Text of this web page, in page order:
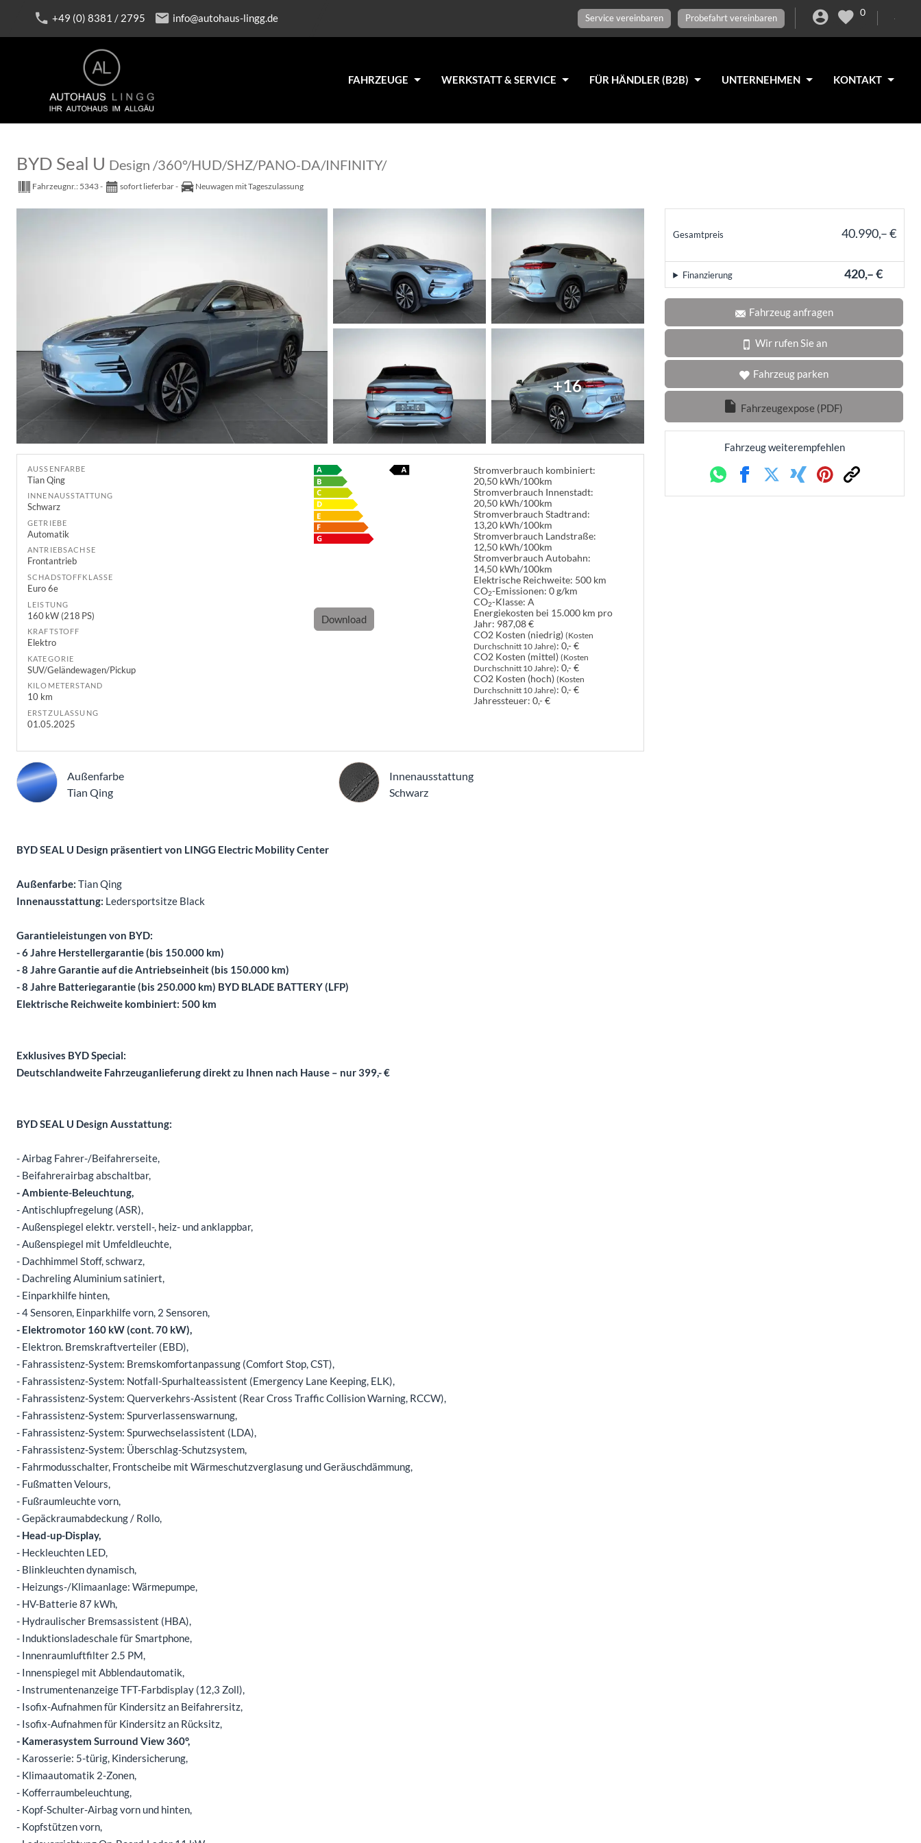
+49 (0) 8381 / 2795 info@autohaus-lingg.de Service vereinbaren Probefahrt vereinbaren
0
FAHRZEUGE WERKSTATT & SERVICE FÜR HÄNDLER (B2B) UNTERNEHMEN KONTAKT
BYD Seal U Design /360°/HUD/SHZ/PANO-DA/INFINITY/
Fahrzeugnr.: 5343 sofort lieferbar Neuwagen mit Tageszulassung
Gesamtpreis 40.990,– €
420,– €
Finanzierung
Fahrzeug anfragen
Wir rufen Sie an
Fahrzeug parken
Fahrzeugexpose (PDF)
Fahrzeug weiterempfehlen
WhatsappFacebookTwitterXing PinterestLink
+16
AUSSENFARBE
Tian Qing
INNENAUSSTATTUNG
Schwarz
GETRIEBE
Automatik
ANTRIEBSACHSE
Frontantrieb
SCHADSTOFFKLASSE
Euro 6e
LEISTUNG
160 kW (218 PS)
KRAFTSTOFF
Elektro
KATEGORIE
SUV/Geländewagen/Pickup
KILOMETERSTAND
10 km
ERSTZULASSUNG
01.05.2025
Stromverbrauch kombiniert:
20,50 kWh/100km
Stromverbrauch Innenstadt:
20,50 kWh/100km
Stromverbrauch Stadtrand:
13,20 kWh/100km
Stromverbrauch Landstraße:
12,50 kWh/100km
Stromverbrauch Autobahn:
14,50 kWh/100km
Elektrische Reichweite: 500 km
CO2-Emissionen: 0 g/km
CO2-Klasse: A
Download
Energiekosten bei 15.000 km pro
Jahr: 987,08 €
CO2 Kosten (niedrig)(Kosten
Durchschnitt 10 Jahre): 0,- €
CO2 Kosten (mittel)(Kosten
Durchschnitt 10 Jahre): 0,- €
CO2 Kosten (hoch)(Kosten
Durchschnitt 10 Jahre): 0,- €
Jahressteuer: 0,- €
Außenfarbe
Tian Qing
InnenausstattungInnenausstattung
Schwarz
BYD SEAL U Design präsentiert von LINGG Electric Mobility Center
Außenfarbe: Tian Qing
Innenausstattung: Ledersportsitze Black
Garantieleistungen von BYD:
- 6 Jahre Herstellergarantie (bis 150.000 km)
- 8 Jahre Garantie auf die Antriebseinheit (bis 150.000 km)
- 8 Jahre Batteriegarantie (bis 250.000 km) BYD BLADE BATTERY (LFP)
Elektrische Reichweite kombiniert: 500 km
Exklusives BYD Special:
Deutschlandweite Fahrzeuganlieferung direkt zu Ihnen nach Hause – nur 399,- €
BYD SEAL U Design Ausstattung:
- Airbag Fahrer-/Beifahrerseite,
- Beifahrerairbag abschaltbar,
- Ambiente-Beleuchtung,
- Antischlupfregelung (ASR),
- Außenspiegel elektr. verstell-, heiz- und anklappbar,
- Außenspiegel mit Umfeldleuchte,
- Dachhimmel Stoff, schwarz,
- Dachreling Aluminium satiniert,
- Einparkhilfe hinten,
- 4 Sensoren, Einparkhilfe vorn, 2 Sensoren,
- Elektromotor 160 kW (cont. 70 kW),
- Elektron. Bremskraftverteiler (EBD),
- Fahrassistenz-System: Bremskomfortanpassung (Comfort Stop, CST),
- Fahrassistenz-System: Notfall-Spurhalteassistent (Emergency Lane Keeping, ELK),
- Fahrassistenz-System: Querverkehrs-Assistent (Rear Cross Traffic Collision Warning, RCCW),
- Fahrassistenz-System: Spurverlassenswarnung,
- Fahrassistenz-System: Spurwechselassistent (LDA),
- Fahrassistenz-System: Überschlag-Schutzsystem,
- Fahrmodusschalter, Frontscheibe mit Wärmeschutzverglasung und Geräuschdämmung,
- Fußmatten Velours,
- Fußraumleuchte vorn,
- Gepäckraumabdeckung / Rollo,
- Head-up-Display,
- Heckleuchten LED,
- Blinkleuchten dynamisch,
- Heizungs-/Klimaanlage: Wärmepumpe,
- HV-Batterie 87 kWh,
- Hydraulischer Bremsassistent (HBA),
- Induktionsladeschale für Smartphone,
- Innenraumluftfilter 2.5 PM,
- Innenspiegel mit Abblendautomatik,
- Instrumentenanzeige TFT-Farbdisplay (12,3 Zoll),
- Isofix-Aufnahmen für Kindersitz an Beifahrersitz,
- Isofix-Aufnahmen für Kindersitz an Rücksitz,
- Kamerasystem Surround View 360°,
- Karosserie: 5-türig, Kindersicherung,
- Klimaautomatik 2-Zonen,
- Kofferraumbeleuchtung,
- Kopf-Schulter-Airbag vorn und hinten,
- Kopfstützen vorn,